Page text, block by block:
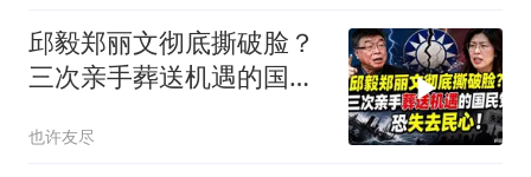
邱毅郑丽文彻底撕破脸？
三次亲手葬送机遇的国民
也许友尽